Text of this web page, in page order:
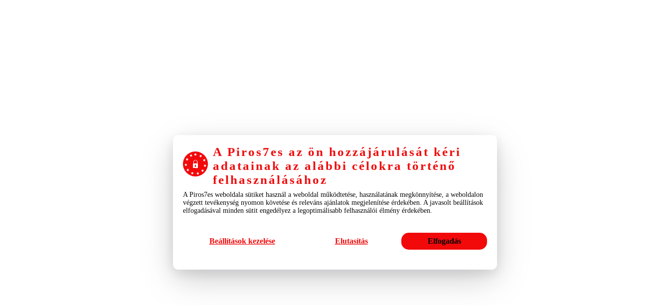
A Piros7es az ön hozzájárulását kéri
adatainak az alábbi célokra történő
felhasználásához
A Piros7es weboldala sütiket használ a weboldal működtetése, használatának megkönnyítése, a weboldalon
végzett tevékenység nyomon követése és releváns ajánlatok megjelenítése érdekében. A javasolt beállítások
elfogadásával minden sütit engedélyez a legoptimálisabb felhasználói élmény érdekében.
Beállítások kezelése Elutasítás Elfogadás